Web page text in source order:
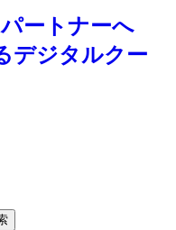
ートナーへ
デジタルクー